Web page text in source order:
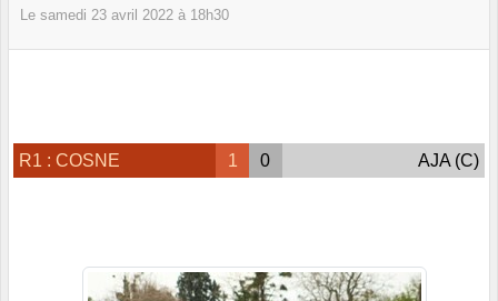
Le samedi 23 avril 2022 à 18h30
R1 : COSNE 1 0 AJA (C)